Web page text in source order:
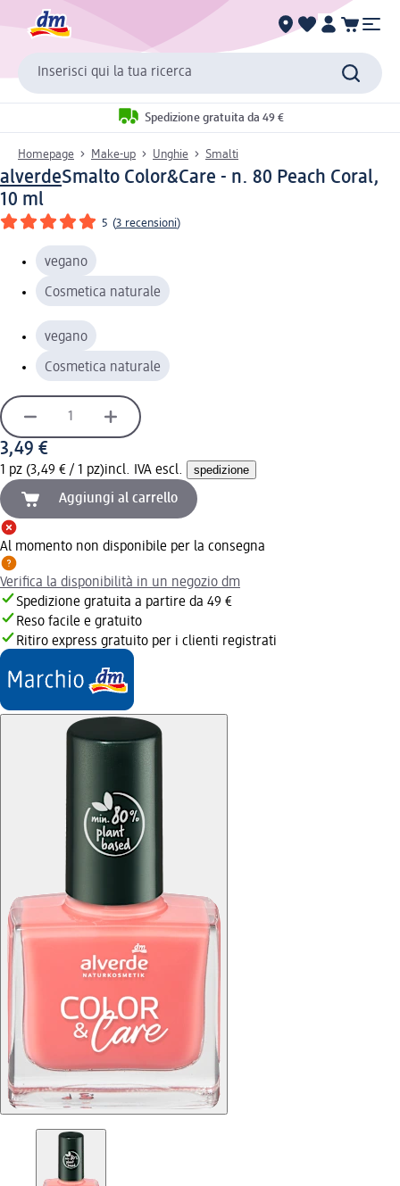
Inserisci qui la tua ricerca
Spedizione gratuita da 49 €
Homepage Make-up Unghie Smalti
alverdeSmalto Color&Care - n. 80 Peach Coral,
10 ml
5 (3 recensioni)
vegano
Cosmetica naturale
vegano
Cosmetica naturale
3,49 €
1 pz (3,49 € / 1 pz)incl. IVA escl. spedizione
Aggiungi al carrello
Al momento non disponibile per la consegna
Verifica la disponibilità in un negozio dm
Spedizione gratuita a partire da 49 €
Reso facile e gratuito
Ritiro express gratuito per i clienti registrati